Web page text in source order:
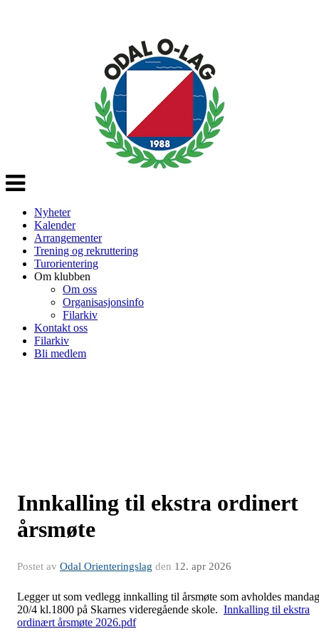
Veksle
navigasjon
Nyheter
Kalender
Arrangementer
Trening og rekruttering
Turorientering
Om klubben
Om oss
Organisasjonsinfo
Filarkiv
Kontakt oss
Filarkiv
Bli medlem
Innkalling til ekstra ordinert
årsmøte
Postet av Odal Orienteringslag den 12. apr 2026
Legger ut som vedlegg innkalling til årsmøte som avholdes mandag
20/4 kl.1800 på Skarnes videregående skole. Innkalling til ekstra
ordinært årsmøte 2026.pdf